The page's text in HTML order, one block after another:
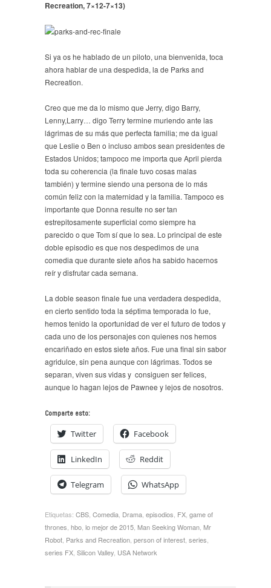
Recreation, 7×12-7×13)
Si ya os he hablado de un piloto, una bienvenida, toca
ahora hablar de una despedida, la de Parks and
Recreation.
Creo que me da lo mismo que Jerry, digo Barry,
Lenny,Larry… digo Terry termine muriendo ante las
lágrimas de su más que perfecta familia; me da igual
que Leslie o Ben o incluso ambos sean presidentes de
Estados Unidos; tampoco me importa que April pierda
toda su coherencia (la finale tuvo cosas malas
también) y termine siendo una persona de lo más
común feliz con la maternidad y la familia. Tampoco es
importante que Donna resulte no ser tan
estrepitosamente superficial como siempre ha
parecido o que Tom sí que lo sea. Lo principal de este
doble episodio es que nos despedimos de una
comedia que durante siete años ha sabido hacernos
reír y disfrutar cada semana.
La doble season finale fue una verdadera despedida,
en cierto sentido toda la séptima temporada lo fue,
hemos tenido la oportunidad de ver el futuro de todos y
cada uno de los personajes con quienes nos hemos
encariñado en estos siete años. Fue una final sin sabor
agridulce, sin pena aunque con lágrimas. Todos se
separan, viven sus vidas y consiguen ser felices,
aunque lo hagan lejos de Pawnee y lejos de nosotros.
Comparte esto:
Twitter Facebook
LinkedIn Reddit
Telegram WhatsApp
Etiquetas: CBS Comedia Drama episodios FX game of
thrones hbo lo mejor de 2015 Man Seeking Woman Mr
Robot Parks and Recreation person of interest series
series FX Silicon Valley USA Network